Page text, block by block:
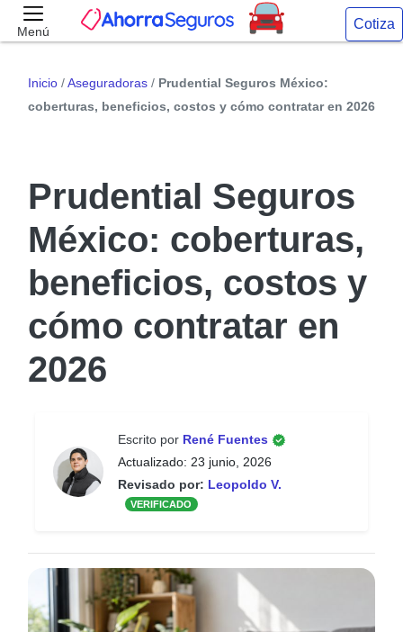
Menú Cotiza
Inicio /Aseguradoras / Prudential Seguros México:
coberturas, beneficios, costos y cómo contratar en 2026
Prudential Seguros
México: coberturas,
beneficios, costos y
cómo contratar en
2026
Escrito por René Fuentes
Actualizado: 23 junio, 2026
Revisado por: Leopoldo V.
VERIFICADO